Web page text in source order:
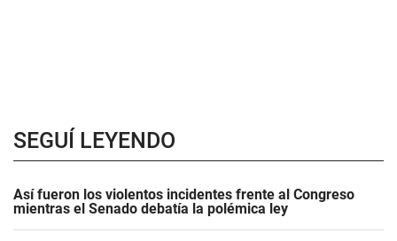
SEGUÍ LEYENDO
Así fueron los violentos incidentes frente al Congreso
mientras el Senado debatía la polémica ley